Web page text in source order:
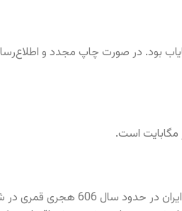
بود. در صورت چاپ مجدد و
شیخ مشرّف‌الدین مصلح عبداللهِ مشرّف،